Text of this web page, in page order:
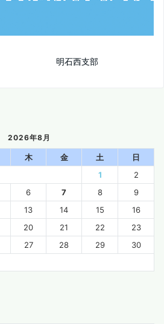
明石西支部
2026年8月
木 金 土
日
1
2
6 7 8
9
13 14 15
16
20 21 22
23
27 28 29
30